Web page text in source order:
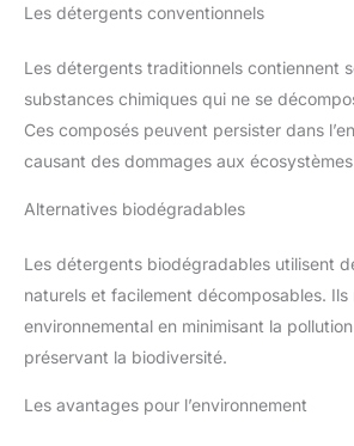
Les détergents conventionnels
Les détergents traditionnels contiennent
substances chimiques qui ne se
Ces composés peuvent persister dans
causant des dommages aux
Alternatives biodégradables
Les détergents biodégradables utilisent
naturels et facilement décomposables. Ils
environnemental en minimisant la
préservant la biodiversité.
Les avantages pour l’environnement